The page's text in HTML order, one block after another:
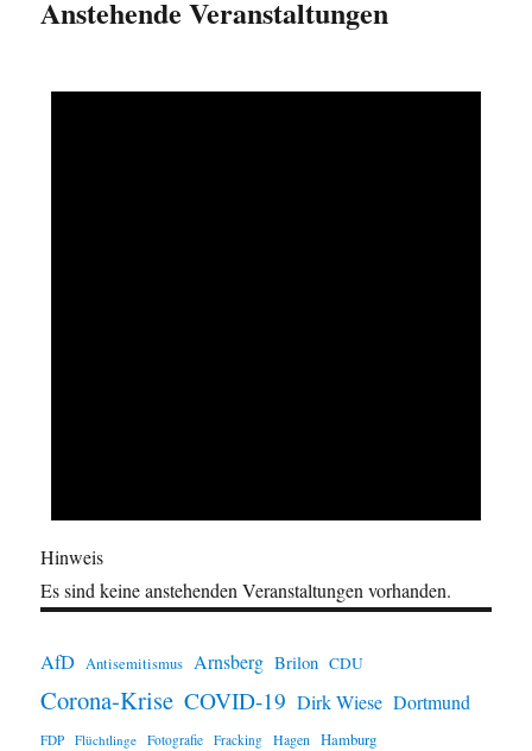
Anstehende Veranstaltungen
Hinweis
Es sind keine anstehenden Veranstaltungen vorhanden.
AfD Antisemitismus Arnsberg Brilon CDU
Corona-Krise COVID-19 Dirk Wiese Dortmund
FDP Flüchtlinge Fotografie Fracking Hagen Hamburg